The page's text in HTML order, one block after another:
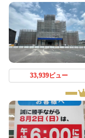
33,939ビュー